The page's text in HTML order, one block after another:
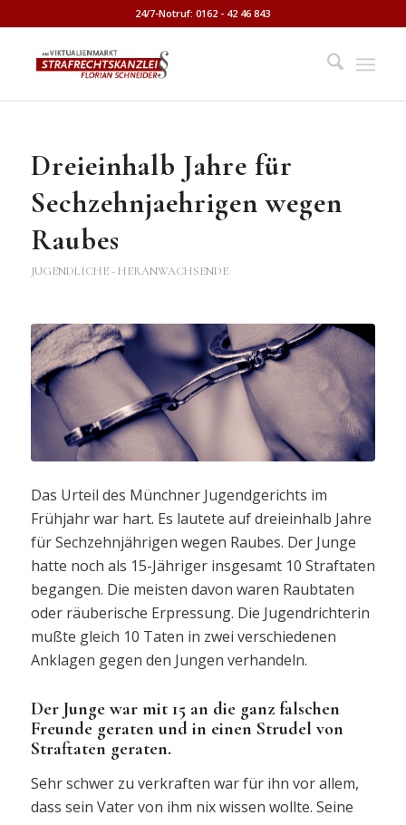
24/7-Notruf: 0162 - 42 46 843
Dreieinhalb Jahre für
Sechzehnjaehrigen wegen
Raubes
JUGENDLICHE - HERANWACHSENDE
Das Urteil des Münchner Jugendgerichts im
Frühjahr war hart. Es lautete auf dreieinhalb Jahre
für Sechzehnjährigen wegen Raubes. Der Junge
hatte noch als 15-Jähriger insgesamt 10 Straftaten
begangen. Die meisten davon waren Raubtaten
oder räuberische Erpressung. Die Jugendrichterin
mußte gleich 10 Taten in zwei verschiedenen
Anklagen gegen den Jungen verhandeln.
Der Junge war mit 15 an die ganz falschen
Freunde geraten und in einen Strudel von
Straftaten geraten.
Sehr schwer zu verkraften war für ihn vor allem,
dass sein Vater von ihm nix wissen wollte. Seine